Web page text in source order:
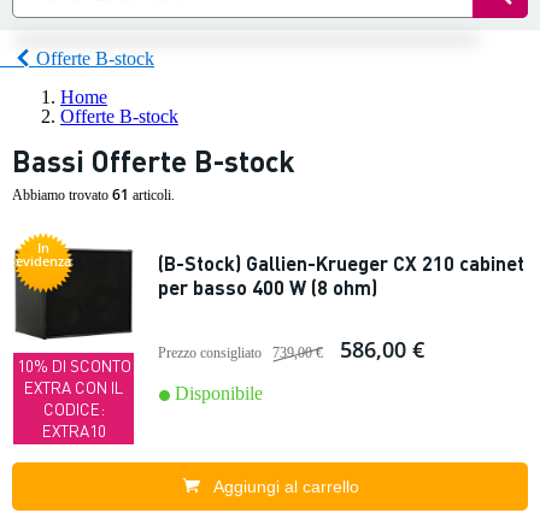
Offerte B-stock
Home
Offerte B-stock
Bassi Offerte B-stock
Abbiamo trovato 61 articoli.
In
evidenza
10% DI SCONTO
EXTRA CON IL
CODICE:
EXTRA10
(B-Stock) Gallien-Krueger CX 210 cabinet
per basso 400 W (8 ohm)
Prezzo consigliato 739,00 € 586,00 €
Disponibile
Aggiungi al carrello